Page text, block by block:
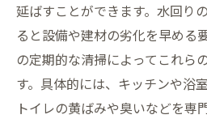
延ばすことができます。水回り
ると設備や建材の劣化を早める
の定期的な清掃によってこれら
す。具体的には、キッチンや浴
トイレの黄ばみや臭いなどを専